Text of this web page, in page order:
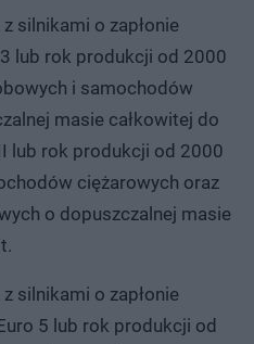
silnikami o zapłonie
lub rok produkcji od 2000
i samochodów
masie całkowitej do
lub rok produkcji od 2000
ciężarowych oraz
o dopuszczalnej masie
silnikami o zapłonie
5 lub rok produkcji od